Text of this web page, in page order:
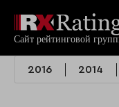
2016 2014